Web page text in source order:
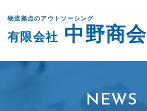
物流拠点のアウトソーシング
有限会社 中野商会
NEWS